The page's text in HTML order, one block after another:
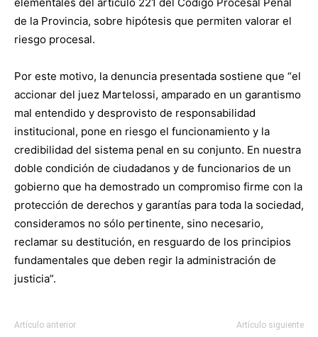
de la Provincia, sobre hipótesis que permiten valorar el
riesgo procesal.
Por este motivo, la denuncia presentada sostiene que “el
accionar del juez Martelossi, amparado en un garantismo
mal entendido y desprovisto de responsabilidad
institucional, pone en riesgo el funcionamiento y la
credibilidad del sistema penal en su conjunto. En nuestra
doble condición de ciudadanos y de funcionarios de un
gobierno que ha demostrado un compromiso firme con la
protección de derechos y garantías para toda la sociedad,
consideramos no sólo pertinente, sino necesario,
reclamar su destitución, en resguardo de los principios
fundamentales que deben regir la administración de
justicia”.
Artículo anterior Artículo siguiente